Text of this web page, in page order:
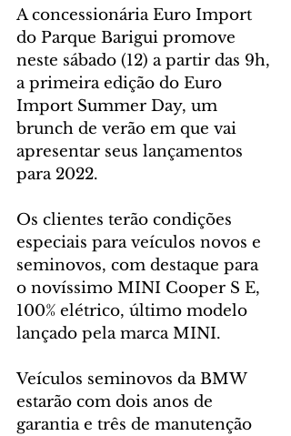
A concessionária Euro Import
do Parque Barigui promove
neste sábado (12) a partir das 9h,
a primeira edição do Euro
Import Summer Day, um
brunch de verão em que vai
apresentar seus lançamentos
para 2022.
Os clientes terão condições
especiais para veículos novos e
seminovos, com destaque para
o novíssimo MINI Cooper S E,
100% elétrico, último modelo
lançado pela marca MINI.
Veículos seminovos da BMW
estarão com dois anos de
garantia e três de manutenção